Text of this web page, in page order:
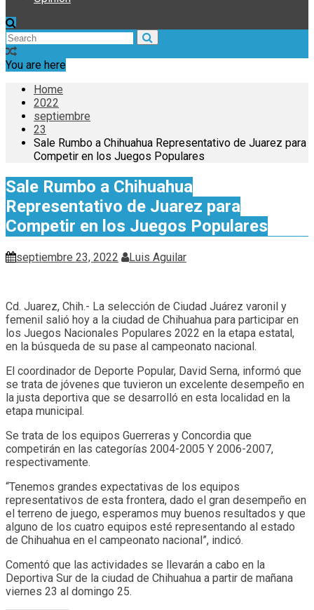
You are here
Home
2022
septiembre
23
Sale Rumbo a Chihuahua Representativo de Juarez para
Competir en los Juegos Populares
Sale Rumbo a Chihuahua
Representativo de Juarez para
Competir en los Juegos Populares
septiembre 23, 2022 Luis Aguilar
Cd. Juarez, Chih.- La selección de Ciudad Juárez varonil y
femenil salió hoy a la ciudad de Chihuahua para participar en
los Juegos Nacionales Populares 2022 en la etapa estatal,
en la búsqueda de su pase al campeonato nacional.
El coordinador de Deporte Popular, David Serna, informó que
se trata de jóvenes que tuvieron un excelente desempeño en
la justa deportiva que se desarrolló en esta localidad en la
etapa municipal.
Se trata de los equipos Guerreras y Concordia que
competirán en las categorías 2004-2005 Y 2006-2007,
respectivamente.
“Tenemos grandes expectativas de los equipos
representativos de esta frontera, dado el gran desempeño en
el terreno de juego, esperamos muy buenos resultados y que
alguno de los cuatro equipos esté representando al estado
de Chihuahua en el campeonato nacional”, indicó.
Comentó que las actividades se llevarán a cabo en la
Deportiva Sur de la ciudad de Chihuahua a partir de mañana
viernes 23 al domingo 25.